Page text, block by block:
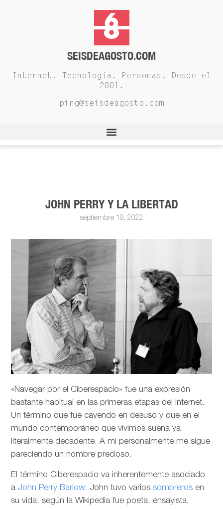
SEISDEAGOSTO.COM
Internet. Tecnología. Personas. Desde el
2001.
ping@seisdeagosto.com
JOHN PERRY Y LA LIBERTAD
septiembre 19, 2022
«Navegar por el Ciberespacio» fue una expresión
bastante habitual en las primeras etapas del Internet.
Un término que fue cayendo en desuso y que en el
mundo contemporáneo que vivimos suena ya
literalmente decadente. A mi personalmente me sigue
pareciendo un nombre precioso.
El término Ciberespacio va inherentemente asociado
a John Perry Barlow. John tuvo variossombreros en
su vida: según la Wikipedia fue poeta, ensayista,